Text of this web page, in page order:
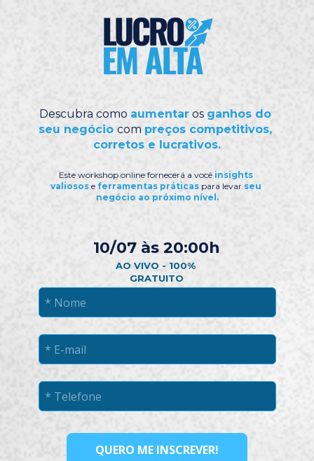
Descubra como aumentar os ganhos do
seu negócio com preços competitivos,
corretos e lucrativos.
Este workshop online fornecerá a você insights
valiosos e ferramentas práticas para levar seu
negócio ao próximo nível.
QUERO ME INSCREVER!
10/07 às 20:00h
AO VIVO - 100%
GRATUITO